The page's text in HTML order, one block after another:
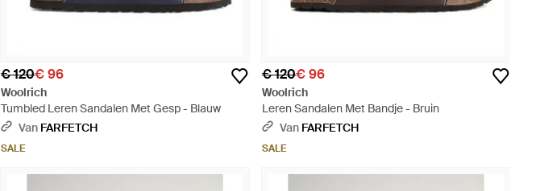
€ 120€ 96
Woolrich
Tumbled Leren Sandalen Met Gesp - Blauw
Van FARFETCH
SALE
€ 120€ 96
Woolrich
Leren Sandalen Met Bandje - Bruin
Van FARFETCH
SALE